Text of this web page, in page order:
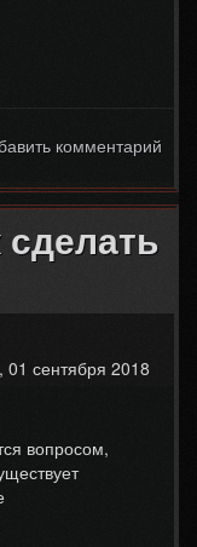
ДОМ.
комментарий
01 сентября 2018
вопросом,